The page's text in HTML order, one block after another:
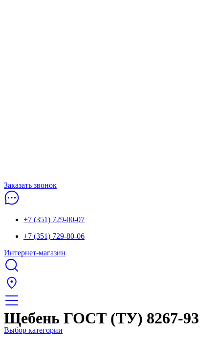
Заказать звонок
+7 (351) 729-00-07
+7 (351) 729-80-06
Интернет-магазин
Щебень ГОСТ (ТУ) 8267-93
Выбор категории